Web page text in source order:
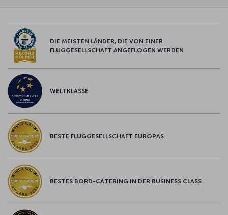
DIE MEISTEN LÄNDER, DIE VON EINER
FLUGGESELLSCHAFT ANGEFLOGEN WERDEN
WELTKLASSE
BESTE FLUGGESELLSCHAFT EUROPAS
BESTES BORD-CATERING IN DER BUSINESS CLASS